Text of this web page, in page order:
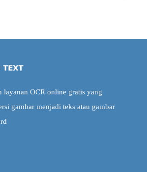
layanan OCR online gratis yang
gambar menjadi teks atau gambar